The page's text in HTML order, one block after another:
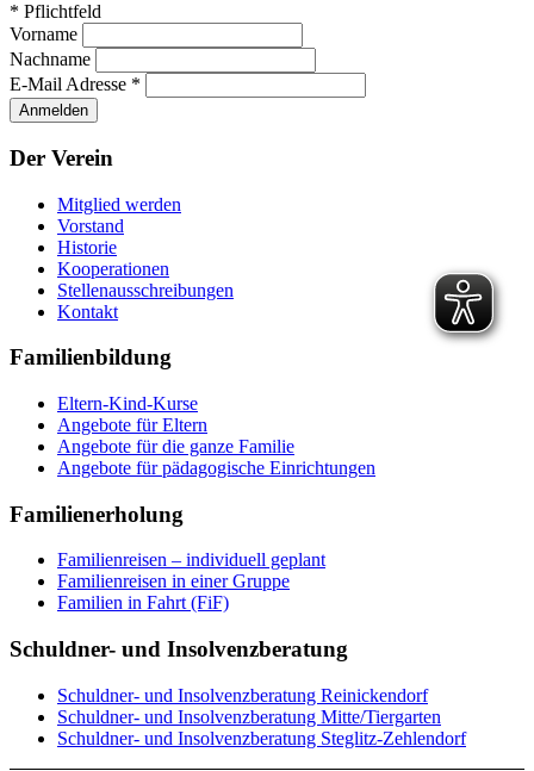
* Pflichtfeld
Vorname
Nachname
E-Mail Adresse *
Der Verein
Mitglied werden
Vorstand
Historie
Kooperationen
Stellenausschreibungen
Kontakt
Familienbildung
Eltern-Kind-Kurse
Angebote für Eltern
Angebote für die ganze Familie
Angebote für pädagogische Einrichtungen
Familienerholung
Familienreisen – individuell geplant
Familienreisen in einer Gruppe
Familien in Fahrt (FiF)
Schuldner- und Insolvenzberatung
Schuldner- und Insolvenzberatung Reinickendorf
Schuldner- und Insolvenzberatung Mitte/Tiergarten
Schuldner- und Insolvenzberatung Steglitz-Zehlendorf